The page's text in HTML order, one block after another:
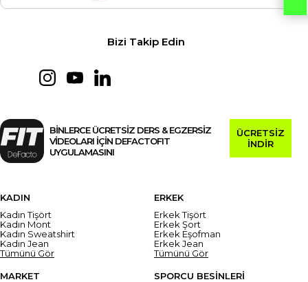
Bizi Takip Edin
BİNLERCE ÜCRETSİZ DERS & EGZERSİZ
VİDEOLARI İÇİN DEFACTOFIT
UYGULAMASINI
ÜCRETSİZ
İNDİR
KADIN
Kadın Tişört
Kadın Mont
Kadın Sweatshirt
Kadın Jean
Tümünü Gör
ERKEK
Erkek Tişört
Erkek Şort
Erkek Eşofman
Erkek Jean
Tümünü Gör
MARKET
SPORCU BESİNLERİ